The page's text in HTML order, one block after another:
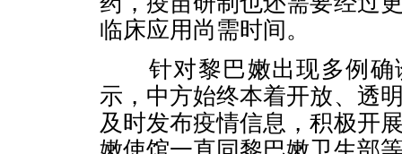
临床应用尚需时间。
针对黎巴嫩出现多例确
示，中方始终本着开放、透
及时发布疫情信息，积极开